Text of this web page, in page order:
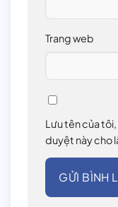
Trang web
Lưu tên của
duyệt này cho